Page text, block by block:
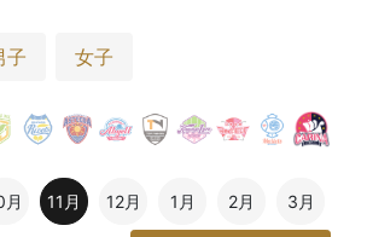
子 女子
月 11月 12月 1月 2月 3月